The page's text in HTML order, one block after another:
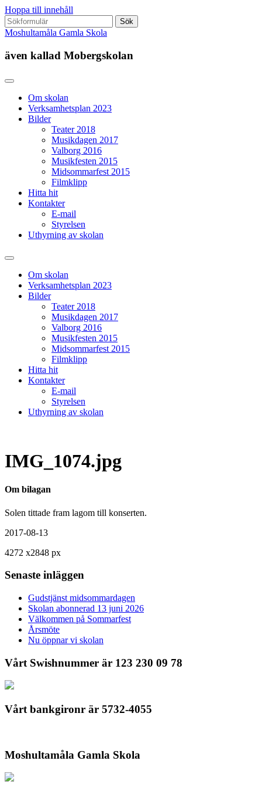
Hoppa till innehåll
Sök
efter:
Moshultamåla Gamla Skola
även kallad Mobergskolan
Om skolan
Verksamhetsplan 2023
Bilder
Teater 2018
Musikdagen 2017
Valborg 2016
Musikfesten 2015
Midsommarfest 2015
Filmklipp
Hitta hit
Kontakter
E-mail
Styrelsen
Uthyrning av skolan
Slå
sökfältOm skolan
Verksamhetsplan 2023
Bilder
Teater 2018
Musikdagen 2017
Valborg 2016
Musikfesten 2015
Midsommarfest 2015
Filmklipp
Hitta hit
Kontakter
E-mail
Styrelsen
Uthyrning av skolan
IMG_1074.jpg
Om bilagan
Solen tittade fram lagom till konserten.
2017-08-13
4272 x2848 px
Senaste inläggen
Gudstjänst midsommardagen
Skolan abonnerad 13 juni 2026
Välkommen på Sommarfest
Årsmöte
Nu öppnar vi skolan
Vårt Swishnummer är 123 230 09 78
Vårt bankgironr är 5732-4055
Moshultamåla Gamla Skola